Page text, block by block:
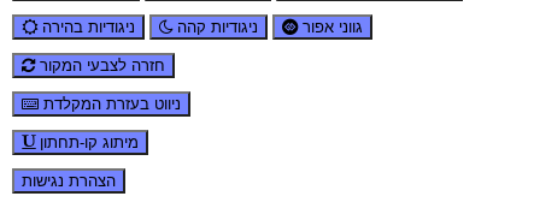
ניגודיות בהירה ניגודיות קהה גווני אפור
חזרה לצבעי המקור
ניווט בעזרת המקלדת
מיתוג קו-תחתון
הצהרת נגישות